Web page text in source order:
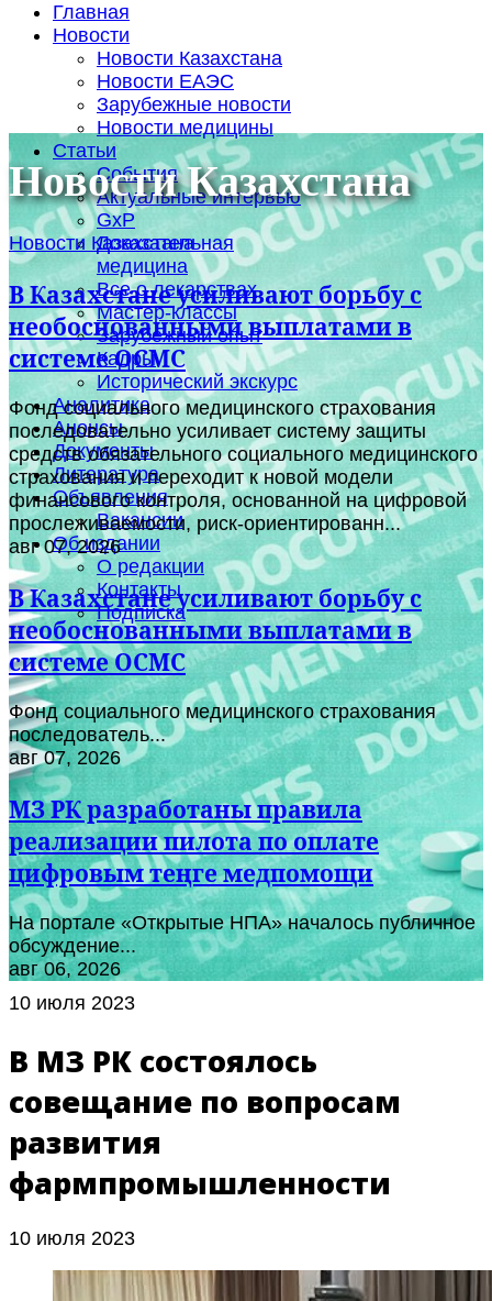
Главная
Новости
Новости Казахстана
Новости ЕАЭС
Зарубежные новости
Новости медицины
Статьи
События
Актуальные интервью
GxP
Доказательная
медицина
Все о лекарствах
Мастер-классы
Зарубежный опыт
Кадры
Исторический экскурс
Аналитика
Анонсы
Документы
Литература
Объявления
Вакансии
Об издании
О редакции
Контакты
Подписка
Новости Казахстана
Новости Казахстана
В Казахстане усиливают борьбу с
необоснованными выплатами в
системе ОСМС
Фонд социального медицинского страхования
последовательно усиливает систему защиты
средств обязательного социального медицинского
страхования и переходит к новой модели
финансового контроля, основанной на цифровой
прослеживаемости, риск-ориентированн...
авг 07, 2026
В Казахстане усиливают борьбу с
необоснованными выплатами в
системе ОСМС
Фонд социального медицинского страхования
последователь...
авг 07, 2026
МЗ РК разработаны правила
реализации пилота по оплате
цифровым теңге медпомощи
На портале «Открытые НПА» началось публичное
обсуждение...
авг 06, 2026
10 июля 2023
В МЗ РК состоялось
совещание по вопросам
развития
фармпромышленности
10 июля 2023